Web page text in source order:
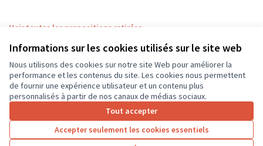
Informations sur les cookies utilisés sur le site web
Nous utilisons des cookies sur notre site Web pour améliorer la
performance et les contenus du site. Les cookies nous permettent
de fournir une expérience utilisateur et un contenu plus
personnalisés à partir de nos canaux de médias sociaux.
Tout accepter
Accepter seulement les cookies essentiels
Voir toutes les propositions retirées
Conditions d'utilisation
Paramètres des cookies
CD37 sur X
(Lien externe)
CD37 sur Facebook
CD37 sur Instagram
CD37 sur YouTube
(Lien externe)
Licence
(Lien